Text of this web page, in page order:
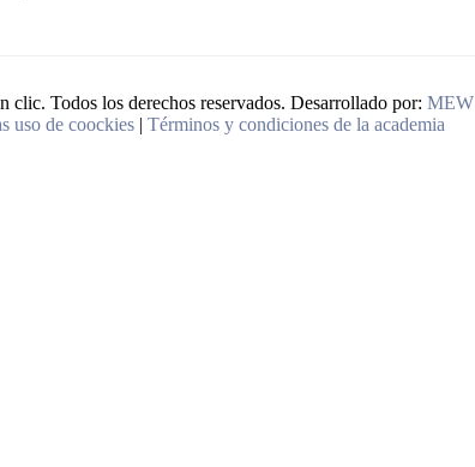
Todos los derechos reservados. Desarrollado por: MEW
uso de coockies| Términos y condiciones de la academia